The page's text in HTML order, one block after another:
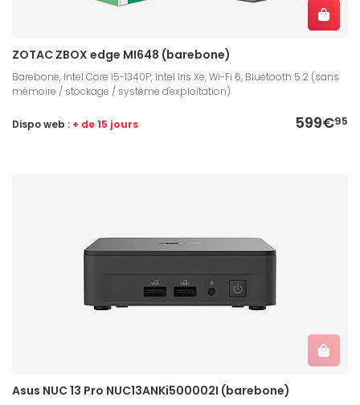
ZOTAC ZBOX edge MI648 (barebone)
Barebone, Intel Core i5-1340P, Intel Iris Xe, Wi-Fi 6, Bluetooth 5.2 (sans
mémoire / stockage / système d'exploitation)
599€95
Dispo web : + de 15 jours
Asus NUC 13 Pro NUC13ANKi500002I (barebone)